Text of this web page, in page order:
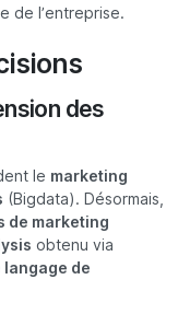
de l’entreprise.
des
le marketing
(Bigdata). Désormais,
de marketing
obtenu via
langage de